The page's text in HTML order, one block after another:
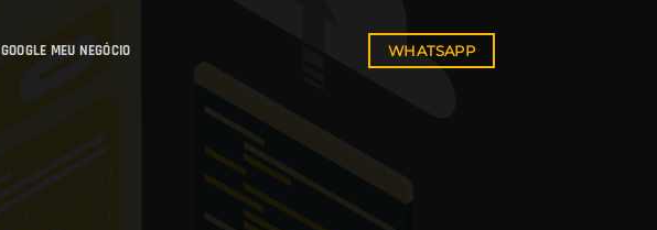
GOOGLE MEU NEGÓCIO WHATSAPP